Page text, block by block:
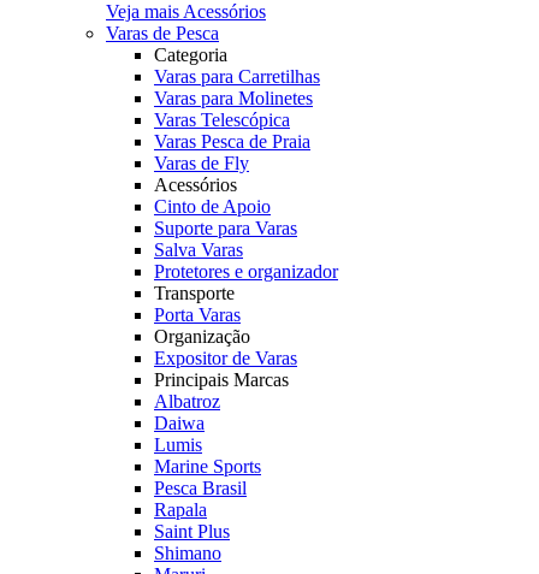
Veja mais Acessórios
Varas de Pesca
Categoria
Varas para Carretilhas
Varas para Molinetes
Varas Telescópica
Varas Pesca de Praia
Varas de Fly
Acessórios
Cinto de Apoio
Suporte para Varas
Salva Varas
Protetores e organizador
Transporte
Porta Varas
Organização
Expositor de Varas
Principais Marcas
Albatroz
Daiwa
Lumis
Marine Sports
Pesca Brasil
Rapala
Saint Plus
Shimano